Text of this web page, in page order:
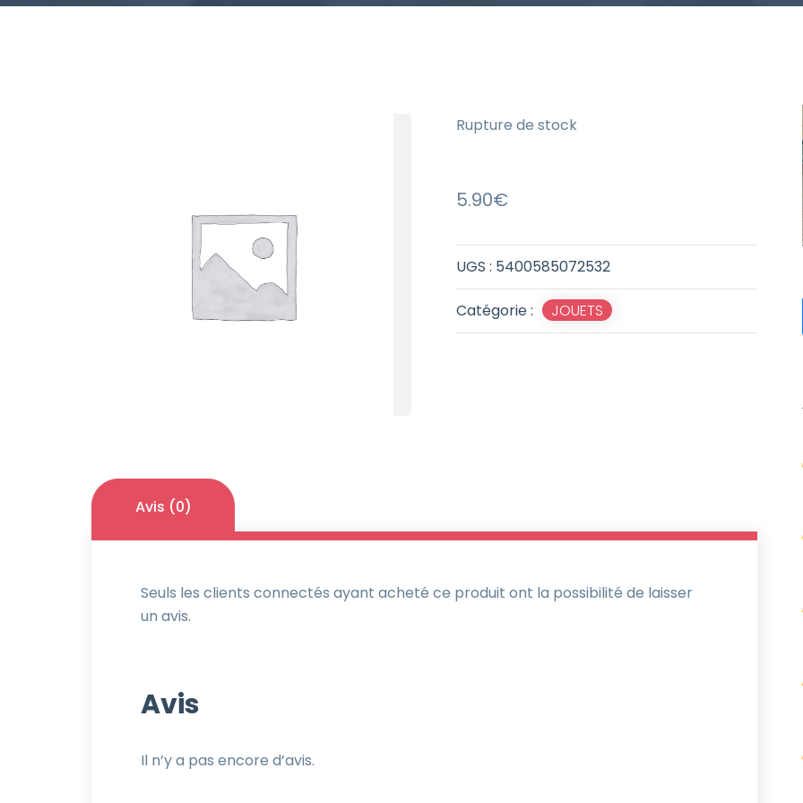
UGS : 5400585072532
Catégorie : JOUETS
5.90€
Rupture de stock
Avis (0)
Avis
Il n’y a pas encore d’avis.
Seuls les clients connectés ayant acheté ce produit ont la possibilité de laisser
un avis.